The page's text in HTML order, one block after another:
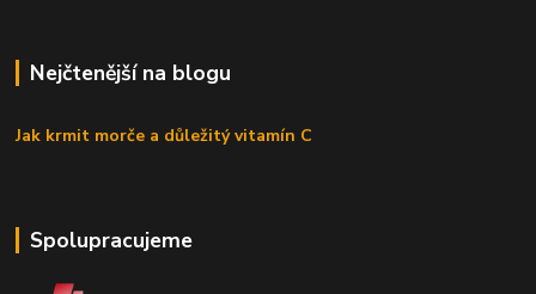
Nejčtenější na blogu
Jak krmit morče a důležitý vitamín C
Spolupracujeme